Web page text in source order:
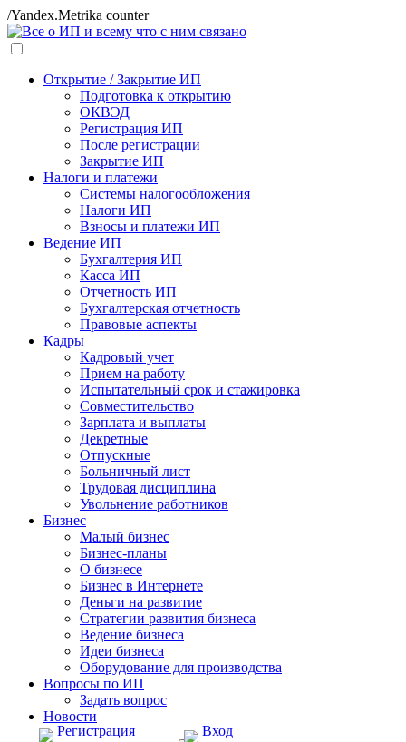
/Yandex.Metrika counter
Открытие / Закрытие ИП
Подготовка к открытию
ОКВЭД
Регистрация ИП
После регистрации
Закрытие ИП
Налоги и платежи
Системы налогообложения
Налоги ИП
Взносы и платежи ИП
Ведение ИП
Бухгалтерия ИП
Касса ИП
Отчетность ИП
Бухгалтерская отчетность
Правовые аспекты
Кадры
Кадровый учет
Прием на работу
Испытательный срок и стажировка
Совместительство
Зарплата и выплаты
Декретные
Отпускные
Больничный лист
Трудовая дисциплина
Увольнение работников
Бизнес
Малый бизнес
Бизнес-планы
О бизнесе
Бизнес в Интернете
Деньги на развитие
Стратегии развития бизнеса
Ведение бизнеса
Идеи бизнеса
Оборудование для производства
Вопросы по ИП
Задать вопрос
Новости
Регистрация
Вход